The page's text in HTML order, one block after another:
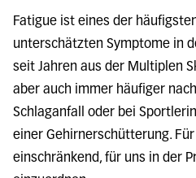
Fatigue ist eines der
unterschätzten Symptome in
seit Jahren aus der Multiplen
aber auch immer häufiger
Schlaganfall oder bei
einer Gehirnerschütterung.
einschränkend, für uns in der